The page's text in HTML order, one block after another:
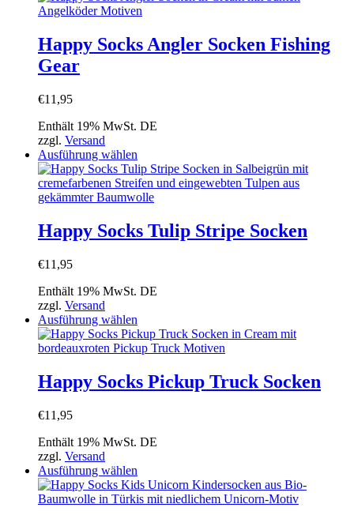
werden
weist
Varianten
auf.
der
werden
Happy Socks Angler Socken Fishing
Gear
€11,95
Enthält 19% MwSt. DE
zzgl. Versand
Ausführung wählen
Produkt
weist
mehrere
auf.
Die
der
gewählt
werden
Happy Socks Tulip Stripe Socken
€11,95
Enthält 19% MwSt. DE
zzgl. Versand
Ausführung wählen
Produkt
weist
Varianten
auf.
auf
Produktseite
gewählt
werden
Happy Socks Pickup Truck Socken
€11,95
Enthält 19% MwSt. DE
zzgl. Versand
Ausführung wählen
Produkt
weist